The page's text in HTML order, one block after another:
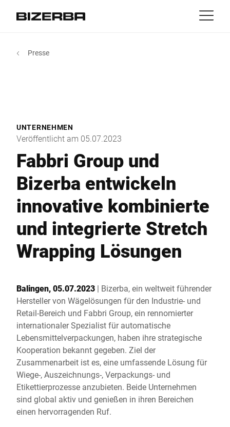
Experience
Service
Unternehmen
MyBizerba
Asien
Australien
Afrika
Globale Website
Presse
UNTERNEHMEN
Veröffentlicht am 05.07.2023
Fabbri Group und
Bizerba entwickeln
innovative kombinierte
und integrierte Stretch
Wrapping Lösungen
Balingen, 05.07.2023 | Bizerba, ein weltweit führender
Hersteller von Wägelösungen für den Industrie- und
Retail-Bereich und Fabbri Group, ein rennomierter
internationaler Spezialist für automatische
Lebensmittelverpackungen, haben ihre strategische
Kooperation bekannt gegeben. Ziel der
Zusammenarbeit ist es, eine umfassende Lösung für
Wiege-, Auszeichnungs-, Verpackungs- und
Etikettierprozesse anzubieten. Beide Unternehmen
sind global aktiv und genießen in ihren Bereichen
einen hervorragenden Ruf.